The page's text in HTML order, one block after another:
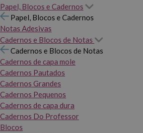
Papel, Blocos e Cadernos
Papel, Blocos e Cadernos
Notas Adesivas
Cadernos e Blocos de Notas
Cadernos e Blocos de Notas
Cadernos de capa mole
Cadernos Pautados
Cadernos Grandes
Cadernos Pequenos
Cadernos de capa dura
Cadernos Do Professor
Blocos